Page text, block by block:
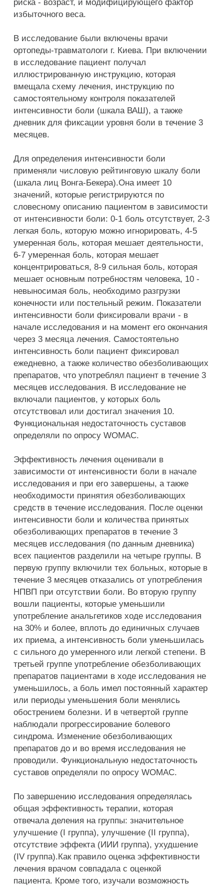
риска - возраст, и модифицирующего фактор
избыточного веса.
В исследование были включены врачи
ортопеды-травматологи г. Киева. При включении
в исследование пациент получал
иллюстрированную инструкцию, которая
вмещала схему лечения, инструкцию по
самостоятельному контроля показателей
интенсивности боли (шкала ВАШ), а также
дневник для фиксации уровня боли в течение 3
месяцев.
Для определения интенсивности боли
применяли числовую рейтинговую шкалу боли
(шкала лиц Вонга-Бекера).Она имеет 10
значений, которые регистрируются по
словесному описанию пациентом в зависимости
от интенсивности боли: 0-1 боль отсутствует, 2-3
легкая боль, которую можно игнорировать, 4-5
умеренная боль, которая мешает деятельности,
6-7 умеренная боль, которая мешает
концентрироваться, 8-9 сильная боль, которая
мешает основным потребностям человека, 10 -
невыносимая боль, необходимо разгрузки
конечности или постельный режим. Показатели
интенсивности боли фиксировали врачи - в
начале исследования и на момент его окончания
через 3 месяца лечения. Самостоятельно
интенсивность боли пациент фиксировал
ежедневно, а также количество обезболивающих
препаратов, что употреблял пациент в течение 3
месяцев исследования. В исследование не
включали пациентов, у которых боль
отсутствовал или достигал значения 10.
Функциональная недостаточность суставов
определяли по опросу WOMAC.
Эффективность лечения оценивали в
зависимости от интенсивности боли в начале
исследования и при его завершены, а также
необходимости принятия обезболивающих
средств в течение исследования. После оценки
интенсивности боли и количества принятых
обезболивающих препаратов в течение 3
месяцев исследования (по данным дневника)
всех пациентов разделили на четыре группы. В
первую группу включили тех больных, которые в
течение 3 месяцев отказались от употребления
НПВП при отсутствии боли. Во вторую группу
вошли пациенты, которые уменьшили
употребление анальгетиков ходе исследования
на 30% и более, вплоть до единичных случаев
их приема, а интенсивность боли уменьшилась
с сильного до умеренного или легкой степени. В
третьей группе употребление обезболивающих
препаратов пациентами в ходе исследования не
уменьшилось, а боль имел постоянный характер
или периоды уменьшения боли менялись
обострением болезни. И в четвертой группе
наблюдали прогрессирование болевого
синдрома. Изменение обезболивающих
препаратов до и во время исследования не
проводили. Функциональную недостаточность
суставов определяли по опросу WOMAC.
По завершению исследования определялась
общая эффективность терапии, которая
отвечала деления на группы: значительное
улучшение (I группа), улучшение (II группа),
отсутствие эффекта (ИИИ группа), ухудшение
(IV группа).Как правило оценка эффективности
лечения врачом совпадала с оценкой
пациента. Кроме того, изучали возможность